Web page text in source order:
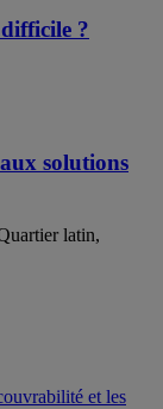
?
solutions
latin,
et les